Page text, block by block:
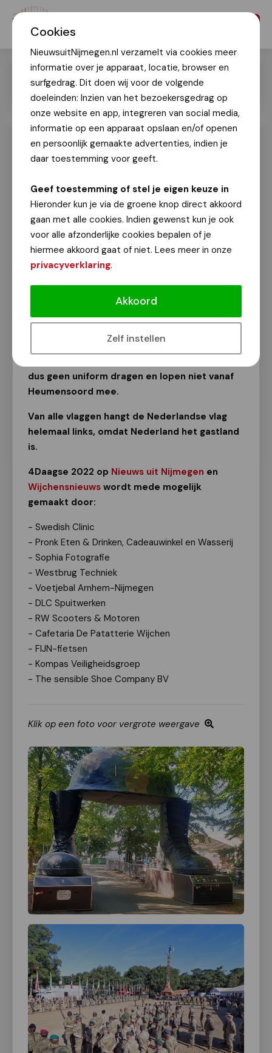
Cookies
NieuwsuitNijmegen.nl verzamelt via cookies meer
informatie over je apparaat, locatie, browser en
surfgedrag. Dit doen wij voor de volgende
doeleinden: Inzien van het bezoekersgedrag op
onze website en app, integreren van social media,
informatie op een apparaat opslaan en/of openen
en persoonlijk gemaakte advertenties, indien je
daar toestemming voor geeft.
Geef toestemming of stel je eigen keuze in
Hieronder kun je via de groene knop direct akkoord
gaan met alle cookies. Indien gewenst kun je ook
voor alle afzonderlijke cookies bepalen of je
hiermee akkoord gaat of niet. Lees meer in onze
privacyverklaring.
Akkoord
Zelf instellen
Kamp Heumensoord officieel geopend
17 juli 2022
Vanochtend isKamp Heumensoord , waar
tijdens deze Vierdaagseweek zo'n 7000
militairen uit 34 verschillende landen
verblijven, officieel geopend. De aanwezigen
werden toegesproken en welkom geheten
door overste Haasnoot, commandant van
Kamp Heumensoord. Na zijn toespraak werden
de 34 vlaggen gehesen. Voor elke vlag waren
er 2 vlaghijsers. Canada ontbrak vanwege
dus geen uniform dragen en lopen niet vanaf
Heumensoord mee.
Van alle vlaggen hangt de Nederlandse vlag
helemaal links, omdat Nederland het gastland
is.
4Daagse 2022 op Nieuws uit Nijmegen en
Wijchensnieuws wordt mede mogelijk
gemaakt door:
- Swedish Clinic
- Pronk Eten & Drinken, Cadeauwinkel en Wasserij
- Sophia Fotografie
- Westbrug Techniek
- Voetjebal Arnhem-Nijmegen
- DLC Spuitwerken
- RW Scooters & Motoren
- Cafetaria De Patatterie Wijchen
- FIJN-fietsen
- Kompas Veiligheidsgroep
- The sensible Shoe Company BV
Klik op een foto voor vergrote weergave